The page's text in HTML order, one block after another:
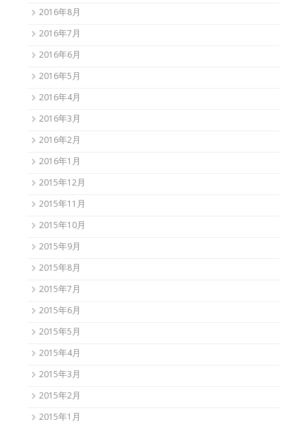
2016年8月
2016年7月
2016年6月
2016年5月
2016年4月
2016年3月
2016年2月
2016年1月
2015年12月
2015年11月
2015年10月
2015年9月
2015年8月
2015年7月
2015年6月
2015年5月
2015年4月
2015年3月
2015年2月
2015年1月